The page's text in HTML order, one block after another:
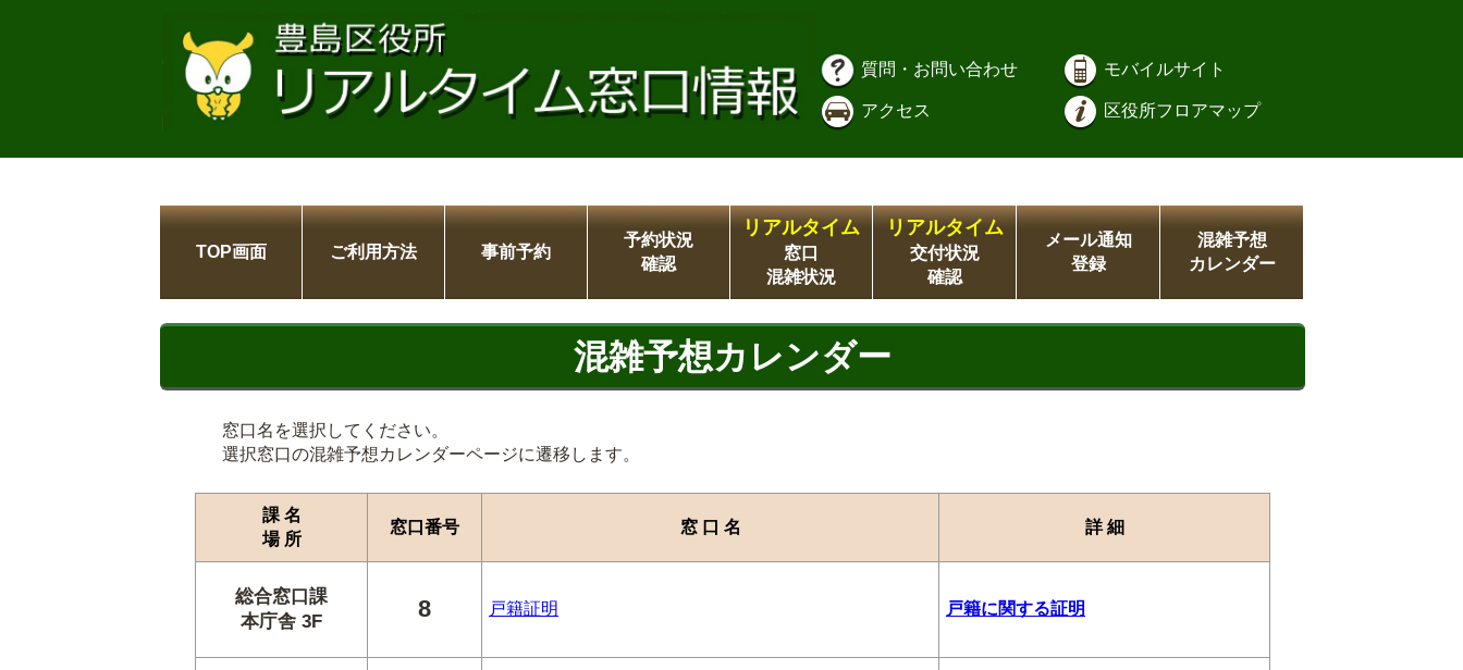
質問・お問い合わせ モバイルサイト
アクセス 区役所フロアマップ
TOP画面 ご利用方法 事前予約
予約状況
確認
リアルタイム
窓口
混雑状況
リアルタイム
交付状況
確認
メール通知
登録
混雑予想
カレンダー
混雑予想カレンダー
窓口名を選択してください。
選択窓口の混雑予想カレンダーページに遷移します。
課 名
場 所
窓口番号 窓 口 名 詳 細
総合窓口課
本庁舎 3F
8 戸籍証明 戸籍に関する証明